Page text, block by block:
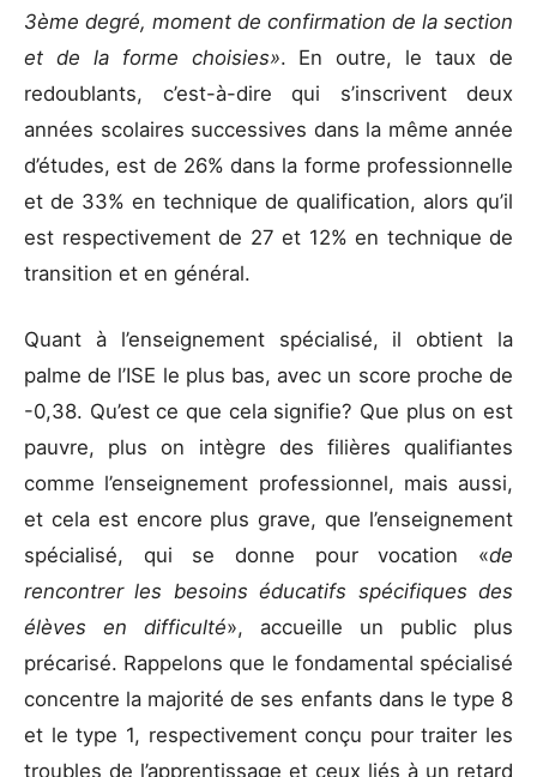
3ème degré, moment de confirmation de la section
et de la forme choisies». En outre, le taux de
redoublants, c’est-à-dire qui s’inscrivent deux
années scolaires successives dans la même année
d’études, est de 26% dans la forme professionnelle
et de 33% en technique de qualification, alors qu’il
est respectivement de 27 et 12% en technique de
transition et en général.
Quant à l’enseignement spécialisé, il obtient la
palme de l’ISE le plus bas, avec un score proche de
-0,38. Qu’est ce que cela signifie? Que plus on est
pauvre, plus on intègre des filières qualifiantes
comme l’enseignement professionnel, mais aussi,
et cela est encore plus grave, que l’enseignement
spécialisé, qui se donne pour vocation «de
rencontrer les besoins éducatifs spécifiques des
élèves en difficulté», accueille un public plus
précarisé. Rappelons que le fondamental spécialisé
concentre la majorité de ses enfants dans le type 8
et le type 1, respectivement conçu pour traiter les
troubles de l’apprentissage et ceux liés à un retard